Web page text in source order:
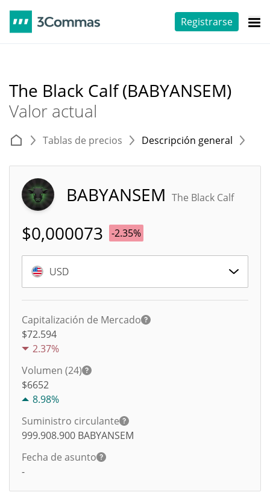
Registrarse
The Black Calf (BABYANSEM)
Valor actual
Tablas de precios Descripción general
BABYANSEM The Black Calf
$0,000073 -2.35%
USD
Capitalización de Mercado
$72.594
2.37%
Volumen (24)
$6652
8.98%
Suministro circulante
999.908.900 BABYANSEM
Fecha de asunto
-